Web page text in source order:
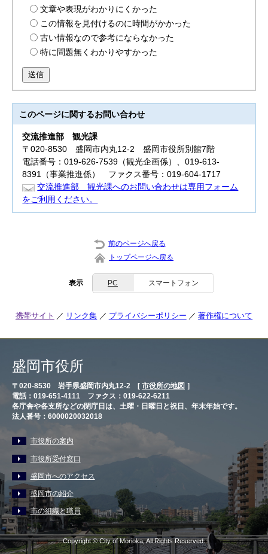
文章や表現がわかりにくかった
この情報を見付けるのに時間がかかった
古い情報なので参考にならなかった
特に問題無くわかりやすかった
送信
このページに関するお問い合わせ
交流推進部観光課
〒020-8530 盛岡市内丸12-2 盛岡市役所別館7階
電話番号：019-626-7539（観光企画係）、019-613-
8391（事業推進係） ファクス番号：019-604-1717
交流推進部 観光課へのお問い合わせは専用フォーム
をご利用ください。
前のページへ戻る
トップページへ戻る
表示 PC スマートフォン
携帯サイト リンク集 プライバシーポリシー 著作権について
盛岡市役所
〒020-8530 岩手県盛岡市内丸12-2 [ 市役所の地図 ］
電話：019-651-4111 ファクス：019-622-6211
各庁舎や各支所などの閉庁日は、土曜・日曜日と祝日、年末年始です。
法人番号：6000020032018
市役所の案内
市役所受付窓口
盛岡市へのアクセス
盛岡市の紹介
市の組織と職員
Copyright © City of Morioka, All Rights Reserved.